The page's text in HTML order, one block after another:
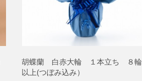
胡蝶蘭 白赤大輪 １本立ち ８輪
以上(つぼみ込み）